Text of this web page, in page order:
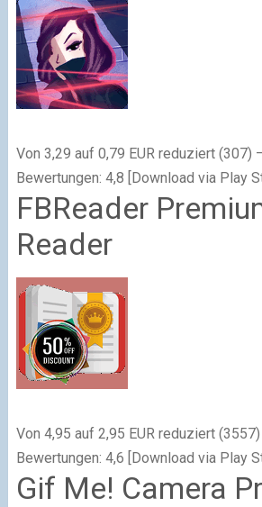
Von 3,29 auf 0,79 EUR reduziert (307)
Bewertungen: 4,8 [Download via Play
FBReader
Reader
Von 4,95 auf 2,95 EUR reduziert
Bewertungen: 4,6 [Download via Play
Gif Me! Camera